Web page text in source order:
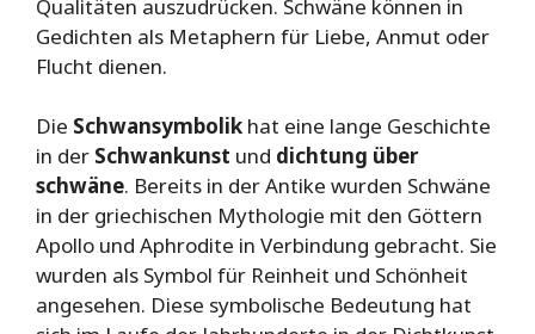
Qualitäten auszudrücken. Schwäne können in
Gedichten als Metaphern für Liebe, Anmut oder
Flucht dienen.
Die Schwansymbolik hat eine lange Geschichte
in der Schwankunst und dichtung über
schwäne. Bereits in der Antike wurden Schwäne
in der griechischen Mythologie mit den Göttern
Apollo und Aphrodite in Verbindung gebracht. Sie
wurden als Symbol für Reinheit und Schönheit
angesehen. Diese symbolische Bedeutung hat